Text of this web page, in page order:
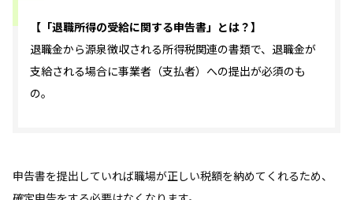
【「退職所得の受給に関する申告書」とは？】
退職金から源泉徴収される所得税関連の書類で、退職金が
支給される場合に事業者（支払者）への提出が必須のも
の。
申告書を提出していれば職場が正しい税額を納めてくれるため、